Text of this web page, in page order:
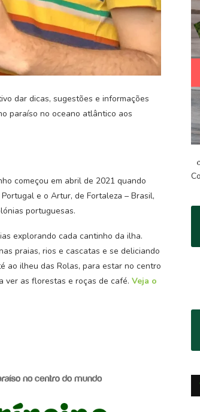
dar dicas, sugestões e informações
paraíso no oceano atlântico aos
começou em abril de 2021 quando
e o Artur, de Fortaleza – Brasil,
portuguesas.
explorando cada cantinho da ilha.
praias, rios e cascatas e se deliciando
ao ilheu das Rolas, para estar no centro
ver as florestas e roças de café. Veja o